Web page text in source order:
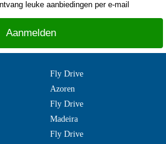
leuke aanbiedingen per e-mail
Fly Drive
Azoren
Fly Drive
Madeira
Fly Drive